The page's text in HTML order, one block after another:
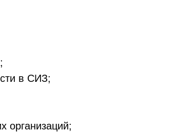
в СИЗ;
организаций;